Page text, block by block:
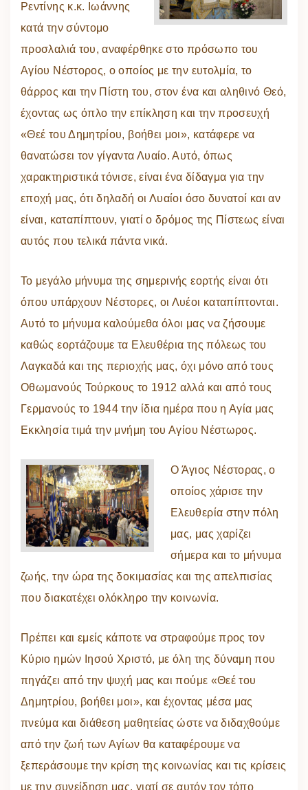
Ρεντίνης κ.κ. Ιωάννης
κατά την σύντομο
προσλαλιά του, αναφέρθηκε στο πρόσωπο του
Αγίου Νέστορος, ο οποίος με την ευτολμία, το
θάρρος και την Πίστη του, στον ένα και αληθινό Θεό,
έχοντας ως όπλο την επίκληση και την προσευχή
«Θεέ του Δημητρίου, βοήθει μοι», κατάφερε να
θανατώσει τον γίγαντα Λυαίο. Αυτό, όπως
χαρακτηριστικά τόνισε, είναι ένα δίδαγμα για την
εποχή μας, ότι δηλαδή οι Λυαίοι όσο δυνατοί και αν
είναι, καταπίπτουν, γιατί ο δρόμος της Πίστεως είναι
αυτός που τελικά πάντα νικά.
Το μεγάλο μήνυμα της σημερινής εορτής είναι ότι
όπου υπάρχουν Νέστορες, οι Λυέοι καταπίπτονται.
Αυτό το μήνυμα καλούμεθα όλοι μας να ζήσουμε
καθώς εορτάζουμε τα Ελευθέρια της πόλεως του
Λαγκαδά και της περιοχής μας, όχι μόνο από τους
Οθωμανούς Τούρκους το 1912 αλλά και από τους
Γερμανούς το 1944 την ίδια ημέρα που η Αγία μας
Εκκλησία τιμά την μνήμη του Αγίου Νέστωρος.
Ο Άγιος Νέστορας, ο
οποίος χάρισε την
Ελευθερία στην πόλη
μας, μας χαρίζει
σήμερα και το μήνυμα
ζωής, την ώρα της δοκιμασίας και της απελπισίας
που διακατέχει ολόκληρο την κοινωνία.
Πρέπει και εμείς κάποτε να στραφούμε προς τον
Κύριο ημών Ιησού Χριστό, με όλη της δύναμη που
πηγάζει από την ψυχή μας και πούμε «Θεέ του
Δημητρίου, βοήθει μοι», και έχοντας μέσα μας
πνεύμα και διάθεση μαθητείας ώστε να διδαχθούμε
από την ζωή των Αγίων θα καταφέρουμε να
ξεπεράσουμε την κρίση της κοινωνίας και τις κρίσεις
με την συνείδηση μας, γιατί σε αυτόν τον τόπο